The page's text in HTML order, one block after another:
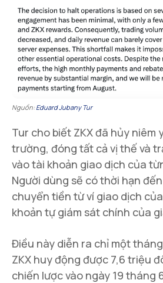
Nguồn:Eduard Jubany Tur
Tur cho biết ZKX đã hủy niêm
trường, đóng tất cả vị thế và
vào tài khoản giao dịch của
Người dùng sẽ có thời hạn
chuyển tiền từ ví giao dịch
khoản tự giám sát chính của
Điều này diễn ra chỉ một
ZKX huy động được 7,6 triệu
chiến lược vào ngày 19 tháng